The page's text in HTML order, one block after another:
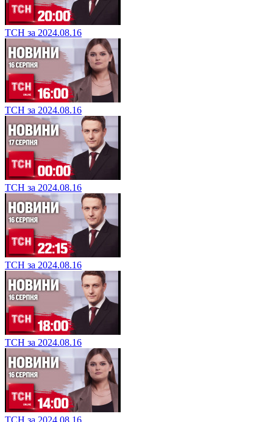
ТСН за 2024.08.16
ТСН за 2024.08.16
ТСН за 2024.08.16
ТСН за 2024.08.16
ТСН за 2024.08.16
ТСН за 2024.08.16